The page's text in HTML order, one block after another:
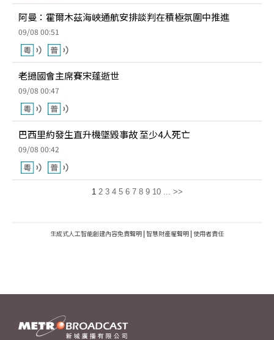
阿曼：霍爾木茲海峽通航安排談判在積極氛圍中推進
09/08 00:51
老撾國會主席賽宋蓬逝世
09/08 00:47
巴西里約發生直升機墜毀事故 至少4人死亡
09/08 00:42
1 2 3 4 5 6 7 8 9 10 ... >>
生成式人工智能創建內容免責聲明 | 智慧財產權聲明 | 使用者責任